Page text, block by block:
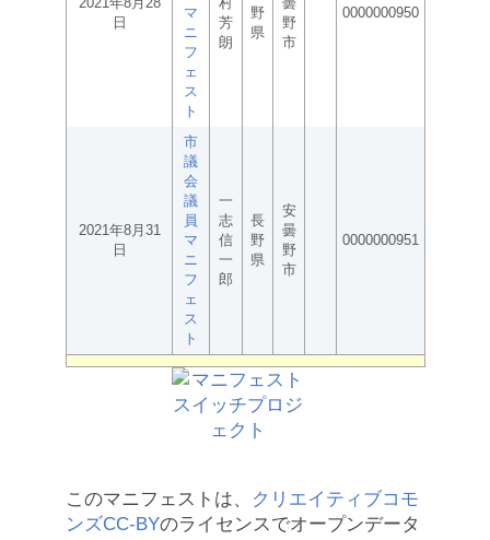
日
マ
ニ
フ
ェ
ス
ト
芳
朗
野
県
野
市
0000000950
2021年8月31
日
市
議
会
議
員
マ
ニ
フ
ェ
ス
ト
一
志
信
一
郎
長
野
県
安
曇
野
市
0000000951
このマニフェストは、
クリエイティブコモ
ンズCC-BYのライセンスでオープンデータ